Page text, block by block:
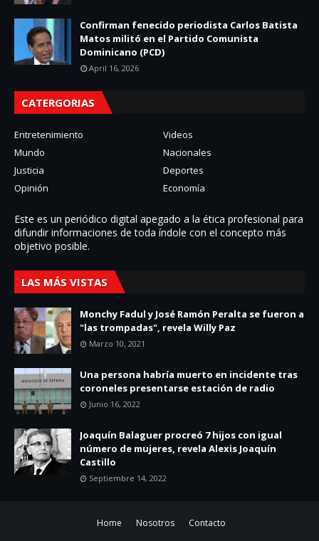
Confirman fenecido periodista Carlos Batista
Matos militó en el Partido Comunista
Dominicano (PCD)
April 16, 2026
CATERGORIAS
Entretenimiento
Videos
Mundo
Nacionales
Justicia
Deportes
Opinión
Economía
Este es un periódico digital apegado a la ética profesional para
difundir informaciones de toda í­ndole con el concepto más
objetivo posible.
LAS MÁS VISTAS
Monchy Fadul y José Ramón Peralta se fueron a
"las trompadas", revela Willy Paz
Marzo 10, 2021
Una persona habría muerto en incidente tras
coroneles presentarse estación de radio
Junio 16, 2022
Joaquín Balaguer procreó 7 hijos con igual
número de mujeres, revela Alexis Joaquín
Castillo
Septiembre 14, 2022
Home Nosotros
Contacto